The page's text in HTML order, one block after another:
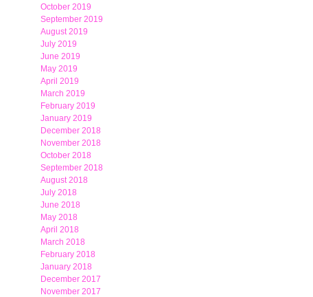
October 2019
September 2019
August 2019
July 2019
June 2019
May 2019
April 2019
March 2019
February 2019
January 2019
December 2018
November 2018
October 2018
September 2018
August 2018
July 2018
June 2018
May 2018
April 2018
March 2018
February 2018
January 2018
December 2017
November 2017